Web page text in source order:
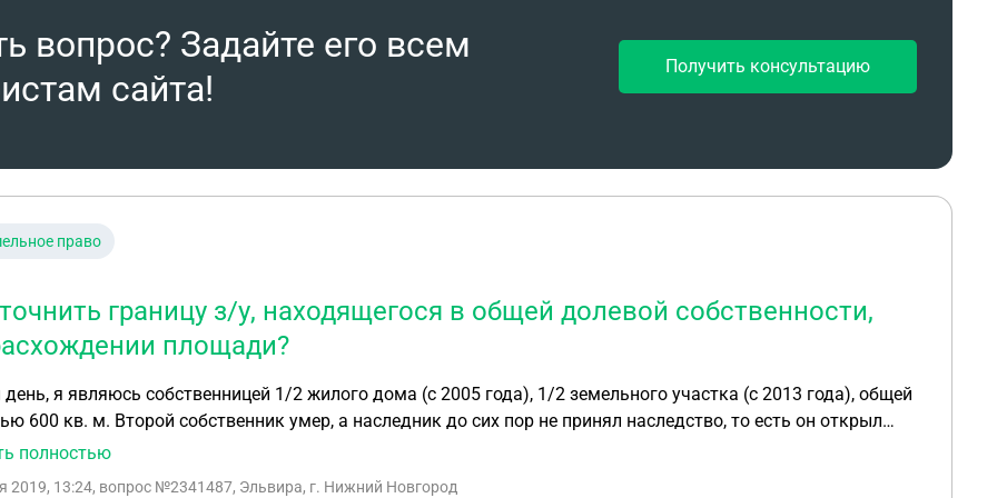
вопрос? Задайте его всем
сайта!
Получить консультацию
право
границу з/у, находящегося в общей долевой собственности,
площади?
являюсь собственницей 1/2 жилого дома (с 2005 года), 1/2 земельного участка (с 2013 года), общей
600 кв. м. Второй собственник умер, а наследник до сих пор не принял наследство, то есть он открыл
дело в 2017 году, но свидетельство о праве на наследство по закону не поучил, поскольку ссылается
полностью
2019, 13:24, вопрос №2341487, Эльвира, г. Нижний Новгород